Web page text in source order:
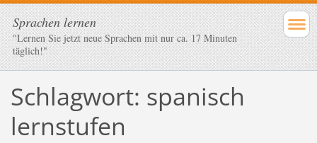
Sprachen lernen
"Lernen Sie jetzt neue Sprachen mit nur ca. 17 Minuten
täglich!"
Schlagwort: spanisch
lernstufen